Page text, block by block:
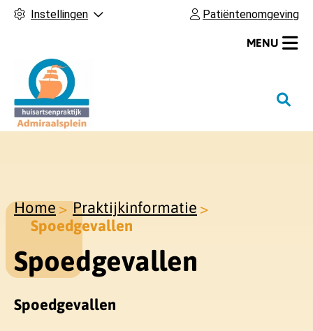
Instellingen Patiëntenomgeving
H
MENU
Home
Praktijkinformatie
Spoedgevallen
Spoedgevallen
Spoedgevallen